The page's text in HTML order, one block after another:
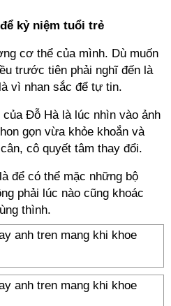
kỷ niệm tuổi trẻ
cơ thể của mình. Dù muốn
trước tiên phải nghĩ đến là
vì nhan sắc để tự tin.
Đỗ Hà là lúc nhìn vào ảnh
gọn vừa khỏe khoắn và
cô quyết tâm thay đổi.
để có thể mặc những bộ
phải lúc nào cũng khoác
thình.